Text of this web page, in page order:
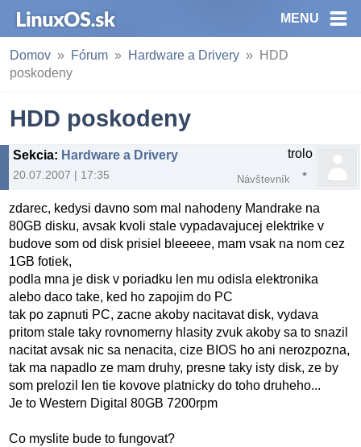
MENU
Domov Fórum Hardware a Drivery
HDD
poskodeny
HDD poskodeny
Sekcia: Hardware a Drivery
20.07.2007 | 17:35
trolo
Návštevník
zdarec, kedysi davno som mal nahodeny Mandrake na
80GB disku, avsak kvoli stale vypadavajucej elektrike v
budove som od disk prisiel bleeeee, mam vsak na nom cez
1GB fotiek,
podla mna je disk v poriadku len mu odisla elektronika
alebo daco take, ked ho zapojim do PC
tak po zapnuti PC, zacne akoby nacitavat disk, vydava
pritom stale taky rovnomerny hlasity zvuk akoby sa to snazil
nacitat avsak nic sa nenacita, cize BIOS ho ani nerozpozna,
tak ma napadlo ze mam druhy, presne taky isty disk, ze by
som prelozil len tie kovove platnicky do toho druheho...
Je to Western Digital 80GB 7200rpm
Co myslite bude to fungovat?